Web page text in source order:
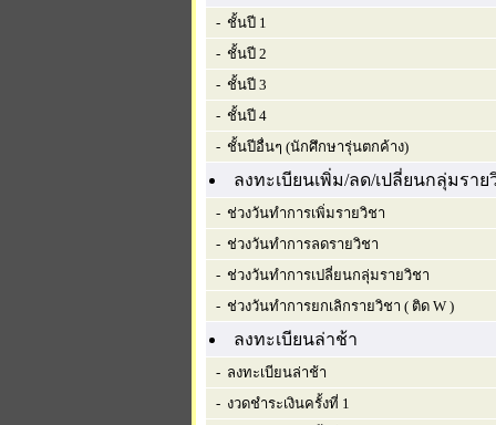
- ชั้นปี 1
- ชั้นปี 2
- ชั้นปี 3
- ชั้นปี 4
- ชั้นปีอื่นๆ (นักศึกษารุ่นตกค้าง)
ลงทะเบียนเพิ่ม/ลด/เปลี่ยนกลุ่มราย
- ช่วงวันทำการเพิ่มรายวิชา
- ช่วงวันทำการลดรายวิชา
- ช่วงวันทำการเปลี่ยนกลุ่มรายวิชา
- ช่วงวันทำการยกเลิกรายวิชา ( ติด W )
ลงทะเบียนล่าช้า
- ลงทะเบียนล่าช้า
- งวดชำระเงินครั้งที่ 1